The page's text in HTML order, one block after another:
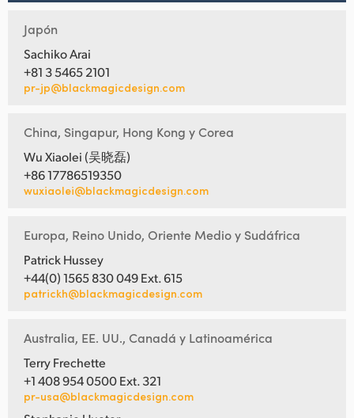
Japón
Sachiko Arai
+81 3 5465 2101
pr-jp@blackmagicdesign.com
China, Singapur, Hong Kong y Corea
Wu Xiaolei (吴晓磊)
+86 17786519350
wuxiaolei@blackmagicdesign.com
Europa, Reino Unido, Oriente Medio y Sudáfrica
Patrick Hussey
+44(0) 1565 830 049 Ext. 615
patrickh@blackmagicdesign.com
Australia, EE. UU., Canadá y Latinoamérica
Terry Frechette
+1 408 954 0500 Ext. 321
pr-usa@blackmagicdesign.com